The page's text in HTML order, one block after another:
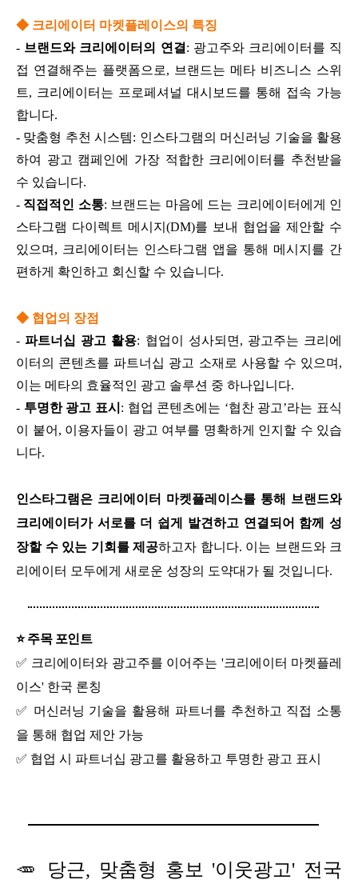
◆ 크리에이터 마켓플레이스의 특징
- 브랜드와 크리에이터의 연결 : 광고주와 크리에이터를 직
접 연결해주는 플랫폼으로, 브랜드는 메타 비즈니스 스위
트, 크리에이터는 프로페셔널 대시보드를 통해 접속 가능
합니다.
- 맞춤형 추천 시스템: 인스타그램의 머신러닝 기술을 활용
하여 광고 캠페인에 가장 적합한 크리에이터를 추천받을
수 있습니다.
- 직접적인 소통: 브랜드는 마음에 드는 크리에이터에게 인
스타그램 다이렉트 메시지(DM)를 보내 협업을 제안할 수
있으며, 크리에이터는 인스타그램 앱을 통해 메시지를 간
편하게 확인하고 회신할 수 있습니다.
◆ 협업의 장점
-파트너십 광고 활용: 협업이 성사되면, 광고주는 크리에
이터의 콘텐츠를 파트너십 광고 소재로 사용할 수 있으며,
이는 메타의 효율적인 광고 솔루션 중 하나입니다.
- 투명한 광고 표시 : 협업 콘텐츠에는 ‘협찬 광고’라는 표식
이 붙어, 이용자들이 광고 여부를 명확하게 인지할 수 있습
니다.
인스타그램은 크리에이터 마켓플레이스를 통해 브랜드와
크리에이터가 서로를 더 쉽게 발견하고 연결되어 함께 성
장할 수 있는 기회를 제공하고자 합니다. 이는 브랜드와 크
리에이터 모두에게 새로운 성장의 도약대가 될 것입니다.
⭐ 주목 포인트
✅ 크리에이터와 광고주를 이어주는 '크리에이터 마켓플레
이스' 한국 론칭
✅ 머신러닝 기술을 활용해 파트너를 추천하고 직접 소통
을 통해 협업 제안 가능
✅ 협업 시 파트너십 광고를 활용하고 투명한 광고 표시
🥕 당근, 맞춤형 홍보 '이웃광고' 전국